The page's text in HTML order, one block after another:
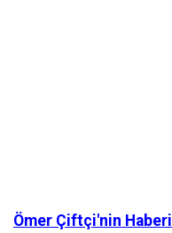
Ömer Çiftçi'nin Haberi